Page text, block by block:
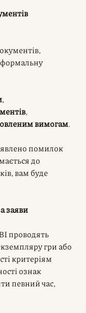
,
,
вимогам.
помилок
до
вам буде
заяви
проводять
гри або
критеріям
ознак
певний час,